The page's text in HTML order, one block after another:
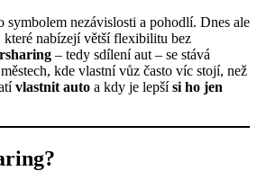
přetvořit
balkon
v
městskou
oázu
nezávislosti a pohodlí. Dnes ale
které nabízejí větší flexibilitu bez
– tedy sdílení aut – se stává
kde vlastní vůz často víc stojí, než
vlastnit auto a kdy je lepšísi ho jen